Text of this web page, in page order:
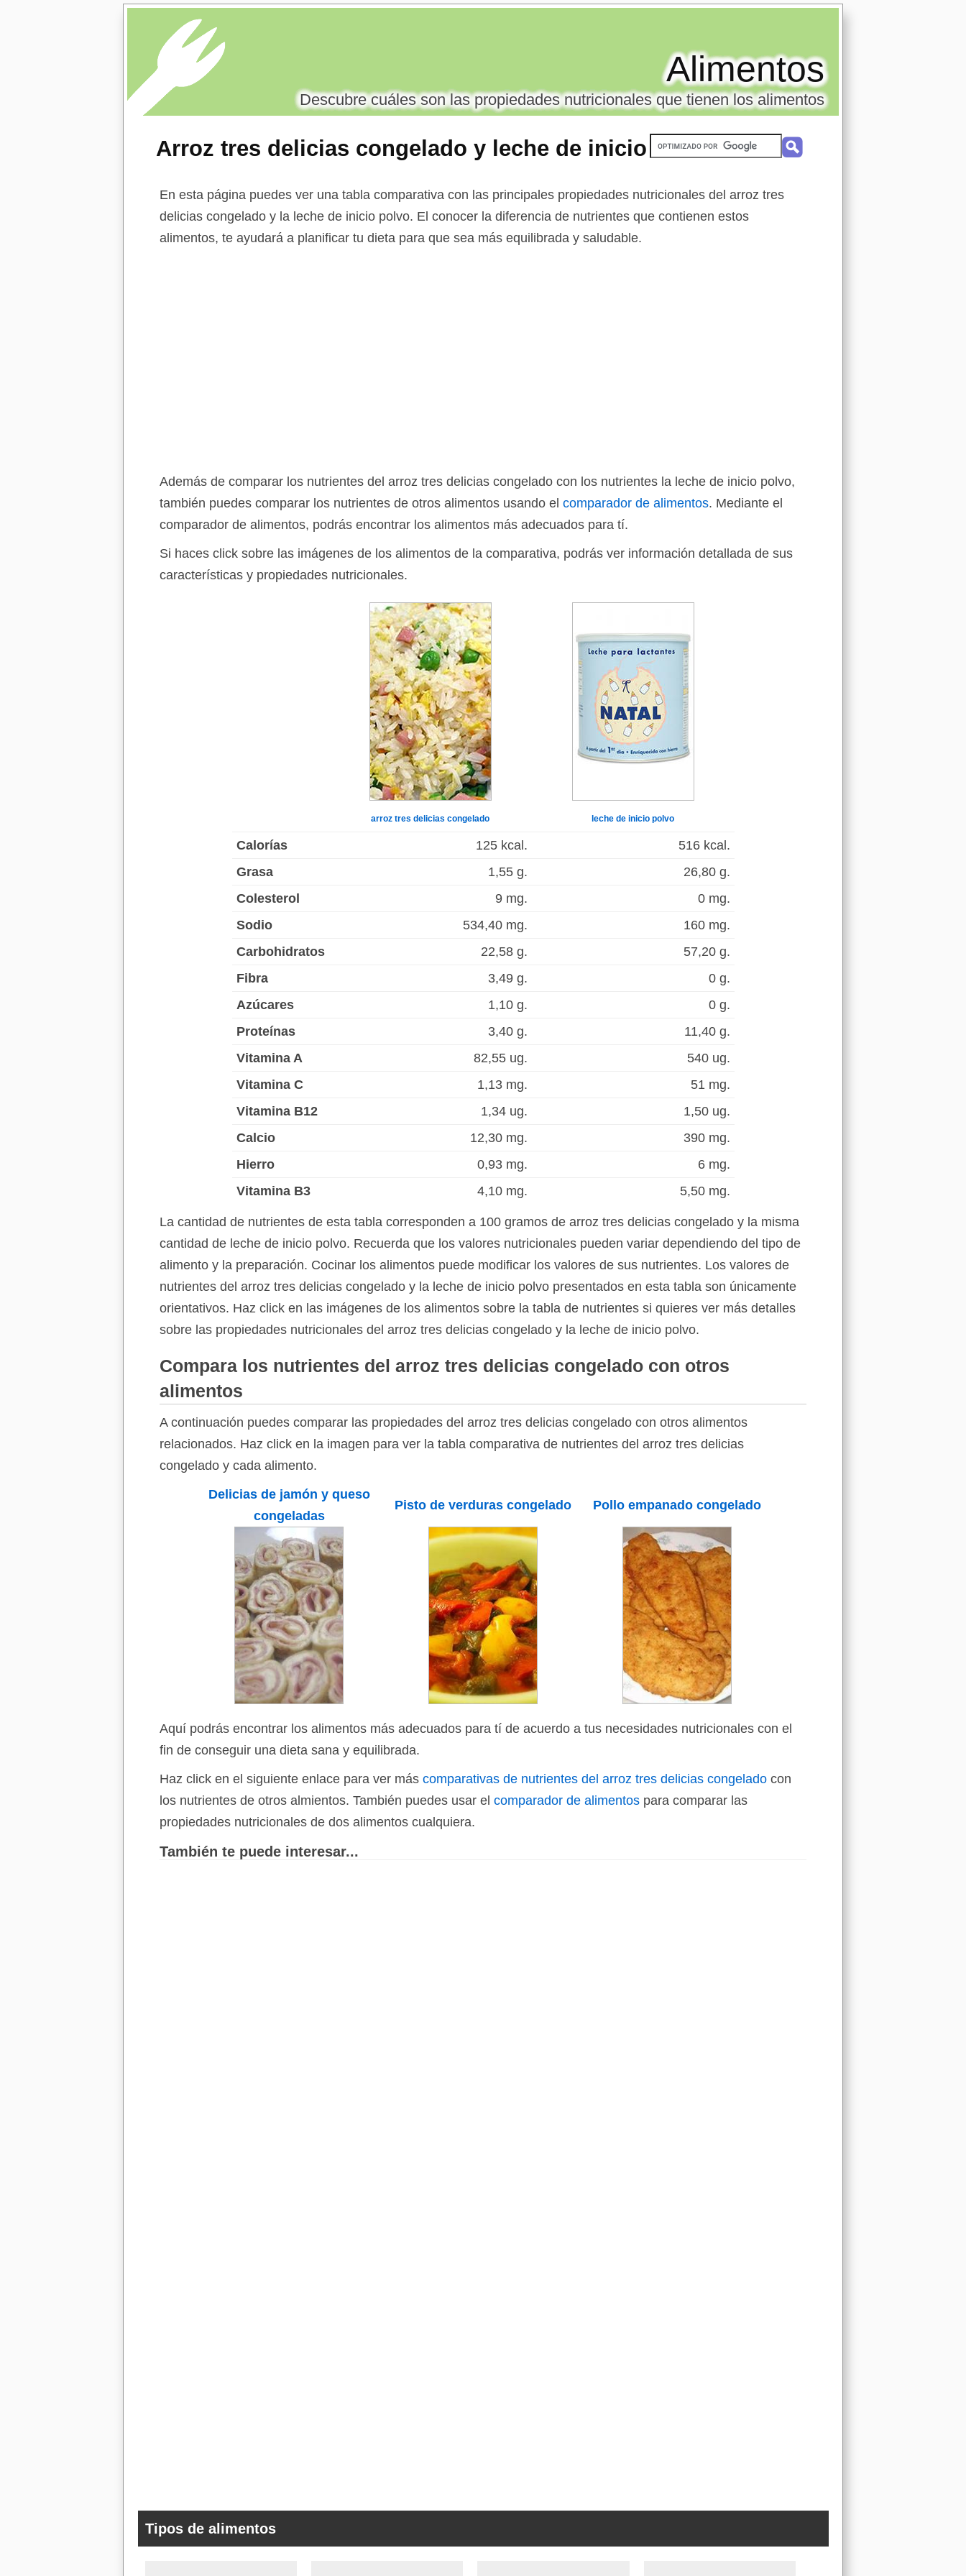
Arroz tres delicias congelado y leche de inicio
polvo
Alimentos
Descubre cuáles son las propiedades nutricionales que tienen los alimentos
En esta página puedes ver una tabla comparativa con las principales propiedades nutricionales del arroz tres
delicias congelado y la leche de inicio polvo. El conocer la diferencia de nutrientes que contienen estos
alimentos, te ayudará a planificar tu dieta para que sea más equilibrada y saludable.
Además de comparar los nutrientes del arroz tres delicias congelado con los nutrientes la leche de inicio polvo,
también puedes comparar los nutrientes de otros alimentos usando el comparador de alimentos. Mediante el
comparador de alimentos, podrás encontrar los alimentos más adecuados para tí.
Si haces click sobre las imágenes de los alimentos de la comparativa, podrás ver información detallada de sus
características y propiedades nutricionales.
arroz tres delicias congelado leche de inicio polvo
Calorías 125 kcal.
516 kcal.
Grasa
1,55 g.
26,80 g.
Colesterol
9 mg.
0 mg.
Sodio
534,40 mg.
160 mg.
Carbohidratos
22,58 g.
57,20 g.
Fibra
3,49 g.
0 g.
Azúcares
1,10 g.
0 g.
Proteínas
3,40 g.
11,40 g.
Vitamina A
82,55 ug.
540 ug.
Vitamina C
1,13 mg.
51 mg.
Vitamina B12
1,34 ug.
1,50 ug.
Calcio
12,30 mg.
390 mg.
Hierro
0,93 mg.
6 mg.
Vitamina B3
4,10 mg. 5,50 mg.
La cantidad de nutrientes de esta tabla corresponden a 100 gramos de arroz tres delicias congelado y la misma
cantidad de leche de inicio polvo. Recuerda que los valores nutricionales pueden variar dependiendo del tipo de
alimento y la preparación. Cocinar los alimentos puede modificar los valores de sus nutrientes. Los valores de
nutrientes del arroz tres delicias congelado y la leche de inicio polvo presentados en esta tabla son únicamente
orientativos. Haz click en las imágenes de los alimentos sobre la tabla de nutrientes si quieres ver más detalles
sobre las propiedades nutricionales del arroz tres delicias congelado y la leche de inicio polvo.
Compara los nutrientes del arroz tres delicias congelado con otros
alimentos
A continuación puedes comparar las propiedades del arroz tres delicias congelado con otros alimentos
relacionados. Haz click en la imagen para ver la tabla comparativa de nutrientes del arroz tres delicias
congelado y cada alimento.
Delicias de jamón y queso
congeladas
Pisto de verduras congelado Pollo empanado congelado
Aquí podrás encontrar los alimentos más adecuados para tí de acuerdo a tus necesidades nutricionales con el
fin de conseguir una dieta sana y equilibrada.
Haz click en el siguiente enlace para ver más comparativas de nutrientes del arroz tres delicias congelado con
los nutrientes de otros almientos. También puedes usar el comparador de alimentos para comparar las
propiedades nutricionales de dos alimentos cualquiera.
También te puede interesar...
Tipos de alimentos